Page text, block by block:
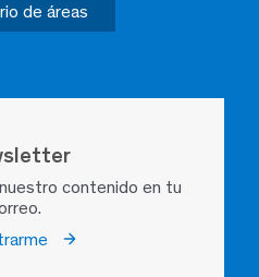
de áreas
contenido en tu